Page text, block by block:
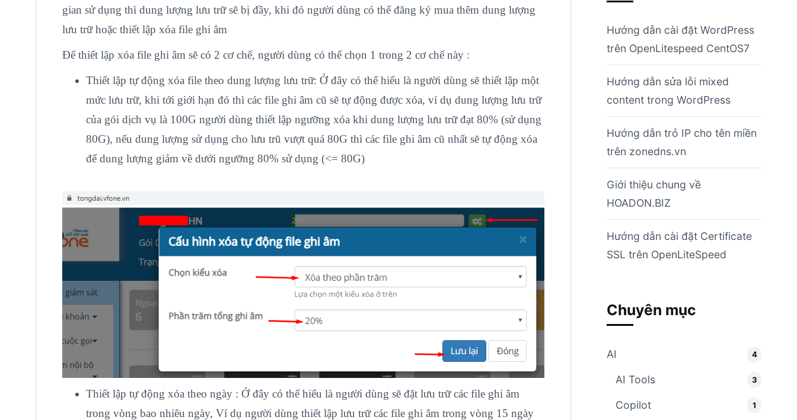
gian sử dụng thì dung lượng lưu trữ sẽ bị đầy, khi đó người dùng có thể đăng ký mua thêm dung lượng
lưu trữ hoặc thiết lập xóa file ghi âm
Để thiết lập xóa file ghi âm sẽ có 2 cơ chế, người dùng có thể chọn 1 trong 2 cơ chế này :
Thiết lập tự động xóa file theo dung lượng lưu trữ: Ở đây có thể hiểu là người dùng sẽ thiết lập một
mức lưu trữ, khi tới giới hạn đó thì các file ghi âm cũ sẽ tự động được xóa, ví dụ dung lượng lưu trữ
của gói dịch vụ là 100G người dùng thiết lập ngưỡng xóa khi dung lượng lưu trữ đạt 80% (sử dụng
80G), nếu dung lượng sử dụng cho lưu trũ vượt quá 80G thì các file ghi âm cũ nhất sẽ tự động xóa
để dung lượng giảm về dưới ngưỡng 80% sử dụng (<= 80G)
Thiết lập tự động xóa theo ngày : Ở đây có thể hiểu là người dùng sẽ đặt lưu trữ các file ghi âm
trong vòng bao nhiêu ngày, Ví dụ người dùng thiết lập lưu trữ các file ghi âm trong vòng 15 ngày
Hướng dẫn cài đặt WordPress
trên OpenLitespeed CentOS7
Hướng dẫn sửa lỗi mixed
content trong WordPress
Hướng dẫn trỏ IP cho tên miền
trên zonedns.vn
Giới thiệu chung về
HOADON.BIZ
Hướng dẫn cài đặt Certificate
SSL trên OpenLiteSpeed
Chuyên mục
AI 4
AI Tools 3
Copilot 1